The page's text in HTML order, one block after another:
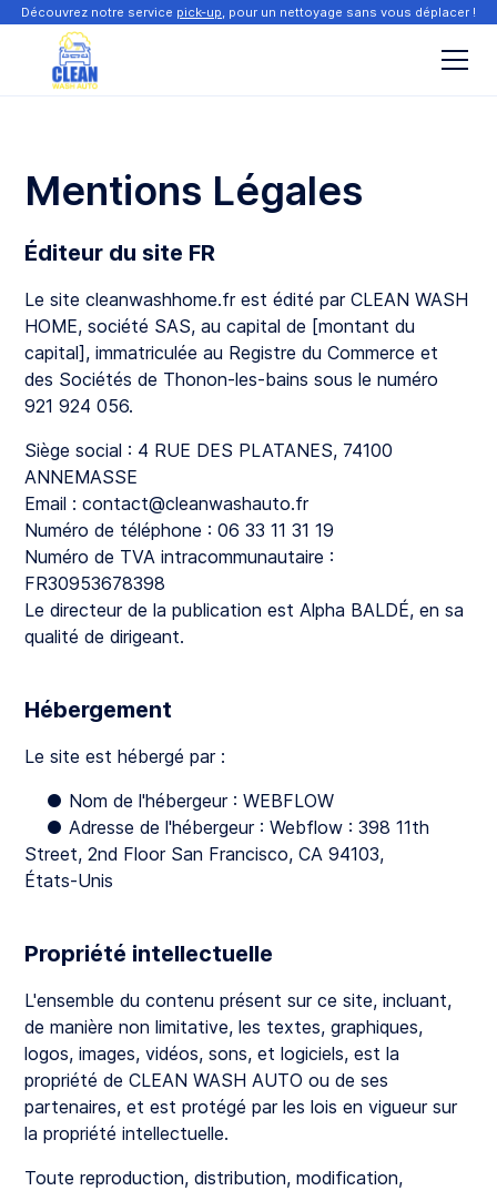
Découvrez notre service pick-up, pour un nettoyage sans vous déplacer !
Mentions Légales
Éditeur du site FR
Le site cleanwashhome.fr est édité par CLEAN WASH
HOME, société SAS, au capital de [montant du
capital], immatriculée au Registre du Commerce et
des Sociétés de Thonon-les-bains sous le numéro
921 924 056.
Siège social : 4 RUE DES PLATANES, 74100
ANNEMASSE
Email : contact@cleanwashauto.fr
Numéro de téléphone : 06 33 11 31 19
Numéro de TVA intracommunautaire :
FR30953678398
Le directeur de la publication est Alpha BALDÉ, en sa
qualité de dirigeant.
Hébergement
Le site est hébergé par :
● Nom de l'hébergeur : WEBFLOW
● Adresse de l'hébergeur : Webflow : 398 11th
Street, 2nd Floor San Francisco, CA 94103,
États-Unis
Propriété intellectuelle
L'ensemble du contenu présent sur ce site, incluant,
de manière non limitative, les textes, graphiques,
logos, images, vidéos, sons, et logiciels, est la
propriété de CLEAN WASH AUTO ou de ses
partenaires, et est protégé par les lois en vigueur sur
la propriété intellectuelle.
Toute reproduction, distribution, modification,